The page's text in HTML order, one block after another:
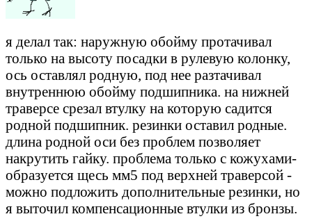
я делал так: наружную обойму протачивал
только на высоту посадки в рулевую колонку,
ось оставлял родную, под нее разтачивал
внутреннюю обойму подшипника. на нижней
траверсе срезал втулку на которую садится
родной подшипник. резинки оставил родные.
длина родной оси без проблем позволяет
накрутить гайку. проблема только с кожухами-
образуется щесь мм5 под верхней траверсой -
можно подложить дополнительные резинки, но
я выточил компенсационные втулки из бронзы.